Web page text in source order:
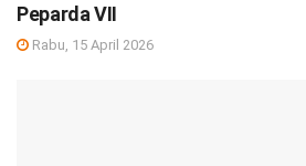
Peparda VII
Rabu, 15 April 2026